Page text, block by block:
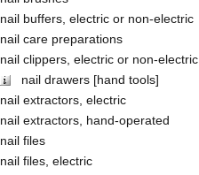
nail buffers, electric or non-electric
nail care preparations
nail clippers, electric or non-electric
nail drawers [hand tools]
nail extractors, electric
nail extractors, hand-operated
nail files
nail files, electric